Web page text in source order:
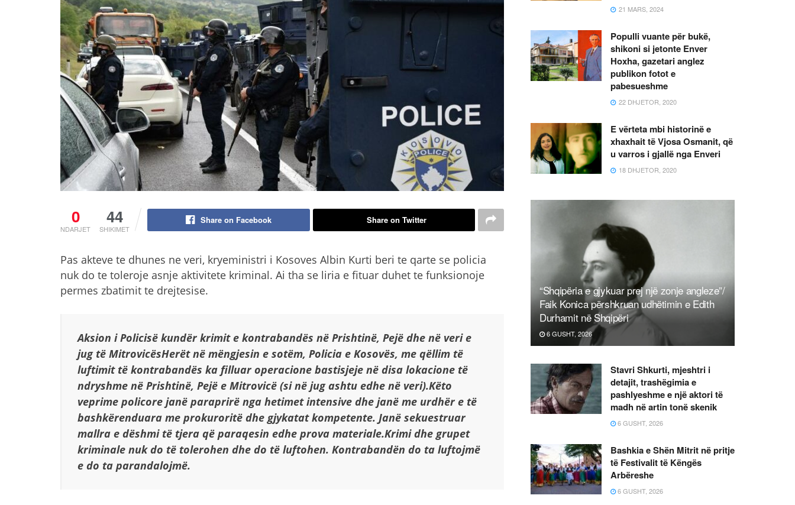
0
NDARJET
44
SHIKIMET
Share on Facebook Share on Twitter
Pas akteve te dhunes ne veri, kryeministri i Kosoves Albin Kurti beri te qarte se policia
nuk do te toleroje asnje aktivitete kriminal. Ai tha se liria e fituar duhet te funksionoje
permes zbatimit te drejtesise.
Aksion i Policisë kundër krimit e kontrabandës në Prishtinë, Pejë dhe në veri e
jug të MitrovicësHerët në mëngjesin e sotëm, Policia e Kosovës, me qëllim të
luftimit të kontrabandës ka filluar operacione bastisjeje në disa lokacione të
ndryshme në Prishtinë, Pejë e Mitrovicë (si në jug ashtu edhe në veri).Këto
veprime policore janë paraprirë nga hetimet intensive dhe janë me urdhër e të
bashkërenduara me prokuroritë dhe gjykatat kompetente. Janë sekuestruar
mallra e dëshmi të tjera që paraqesin edhe prova materiale.Krimi dhe grupet
kriminale nuk do të tolerohen dhe do të luftohen. Kontrabandën do ta luftojmë
e do ta parandalojmë.
21 MARS, 2024
Populli vuante për bukë,
shikoni si jetonte Enver
Hoxha, gazetari anglez
publikon fotot e
pabesueshme
22 DHJETOR, 2020
E vërteta mbi historinë e
xhaxhait të Vjosa Osmanit, që
u varros i gjallë nga Enveri
18 DHJETOR, 2020
“Shqipëria e gjykuar prej një zonje angleze”/
Faik Konica përshkruan udhëtimin e Edith
Durhamit në Shqipëri
6 GUSHT, 2026
Stavri Shkurti, mjeshtri i
detajit, trashëgimia e
pashlyeshme e një aktori të
madh në artin tonë skenik
6 GUSHT, 2026
Bashkia e Shën Mitrit në pritje
të Festivalit të Këngës
Arbëreshe
6 GUSHT, 2026